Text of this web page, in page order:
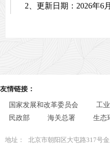
2、更新日期：2026年6
友情链接：
国家发展和改革委员会 工
民政部
海关总署 生态
地址： 北京市朝阳区大屯路317号